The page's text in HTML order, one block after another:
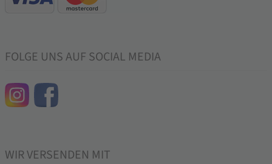
FOLGE UNS AUF SOCIAL MEDIA
WIR VERSENDEN MIT